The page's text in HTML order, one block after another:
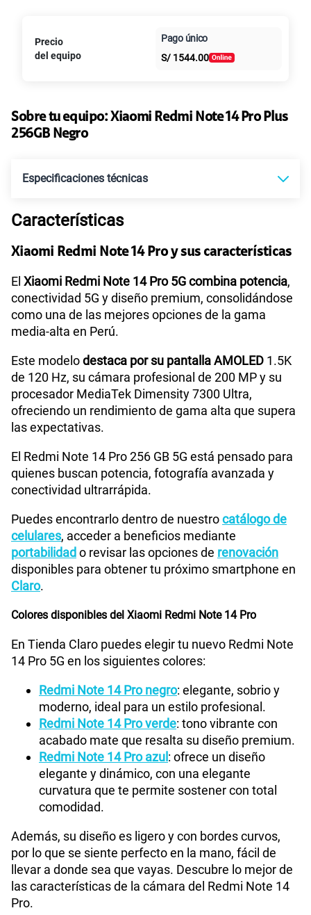
Paga solo
125GBen alta velocidad
S/
Paga solo S/ 95.90
Al contado Cuotas Claro
intereses
Precio
del equipo
Pago único
S/ 1544.00
Sobre tu equipo:Xiaomi Redmi Note 14 Pro Plus
256GB Negro
Especificaciones técnicas
Tecnología de Pantalla
Sistema operativo Android 14
Procesador
Tamaño de Pantalla 6.67"
Bluetooth
Cámara de fotos Principal 200+8+2
Tipo de Batería 5110mAh
Capacidad Memoria Externa
Capacidad Memoria Interna
Capacidad Memoria RAM 8GB
Características
Xiaomi Redmi Note 14 Pro y sus características
El Xiaomi Redmi Note 14 Pro 5G combina potencia,
conectividad 5G y diseño premium, consolidándose
como una de las mejores opciones de la gama
media-alta en Perú.
Este modelodestaca por su pantalla AMOLED 1.5K
de 120 Hz, su cámara profesional de 200 MP y su
procesador MediaTek Dimensity 7300 Ultra,
ofreciendo un rendimiento de gama alta que supera
las expectativas.
El Redmi Note 14 Pro 256 GB 5G está pensado para
quienes buscan potencia, fotografía avanzada y
conectividad ultrarrápida.
Puedes encontrarlo dentro de nuestrocatálogo de
celulares, acceder a beneficios mediante
portabilidad o revisar las opciones de renovación
disponibles para obtener tu próximo smartphone en
Claro.
Colores disponibles del Xiaomi Redmi Note 14 Pro
En Tienda Claro puedes elegir tu nuevo Redmi Note
14 Pro 5G en los siguientes colores:
Redmi Note 14 Pro negro: elegante, sobrio y
moderno, ideal para un estilo profesional.
Redmi Note 14 Pro verde: tono vibrante con
acabado mate que resalta su diseño premium.
Redmi Note 14 Pro azul : ofrece un diseño
elegante y dinámico, con una elegante
curvatura que te permite sostener con total
comodidad.
Además, su diseño es ligero y con bordes curvos,
por lo que se siente perfecto en la mano, fácil de
llevar a donde sea que vayas. Descubre lo mejor de
las características de la cámara del Redmi Note 14
Pro.